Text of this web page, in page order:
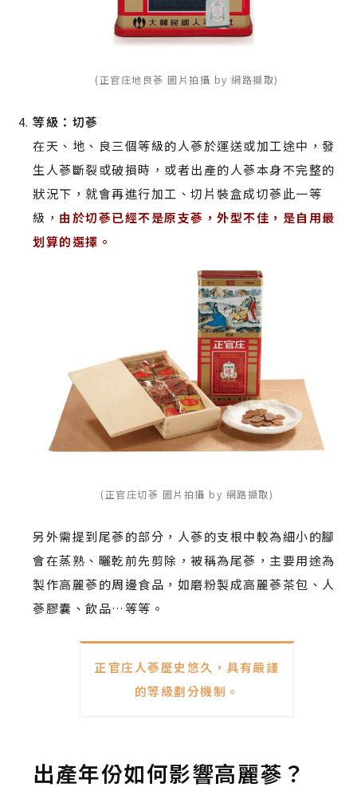
(正官庄地良蔘 圖片拍攝 by 網路擷取)
等級：切蔘
在天、地、良三個等級的人蔘於運送或加工途中，發
生人蔘斷裂或破損時，或者出產的人蔘本身不完整的
狀況下，就會再進行加工、切片裝盒成切蔘此一等
級， 由於切蔘已經不是原支蔘，外型不佳，是自用最
划算的選擇。
(正官庄切蔘 圖片拍攝 by 網路擷取)
另外需提到尾蔘的部分，人蔘的支根中較為細小的腳
會在蒸熟、曬乾前先剪除，被稱為尾蔘，主要用途為
製作高麗蔘的周邊食品，如磨粉製成高麗蔘茶包、人
蔘膠囊、飲品…等等。
正官庄人蔘歷史悠久，具有嚴謹
的等級劃分機制。
出產年份如何影響高麗蔘？